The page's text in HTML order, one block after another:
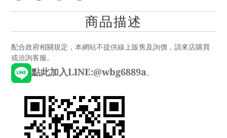
商品描述
配合政府相關規定，本網站不提供線上販售及詢價，請來店購買
或洽詢客服。
點此加入LINE:@wbg6889a。